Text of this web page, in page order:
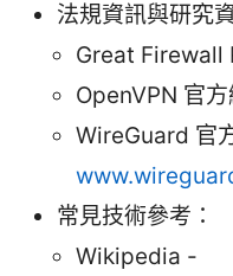
法規資訊與研究
Great
OpenVPN 官
WireGuard 官
常見技術參考：
Wikipedia -